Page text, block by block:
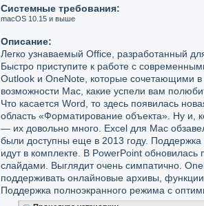
Системные требования:
macOS 10.15 и выше
Описание:
Легко узнаваемый Office, разработанный
Быстро приступите к работе с
Outlook и OneNote, которые сочетающими
возможности Mac, какие успели вам
Что касается Word, то здесь появилась
область «Форматирование объекта». Ну и,
— их довольно много. Excel для Mac
были доступны еще в 2013 году.
идут в комплекте. В PowerPoint
слайдами. Выглядит очень симпатично.
поддерживать онлайновые архивы,
Поддержка полноэкранного режима с